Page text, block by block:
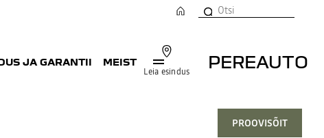
Leia esindus
PEREAUTO
JA GARANTII MEIST
PROOVISÕIT